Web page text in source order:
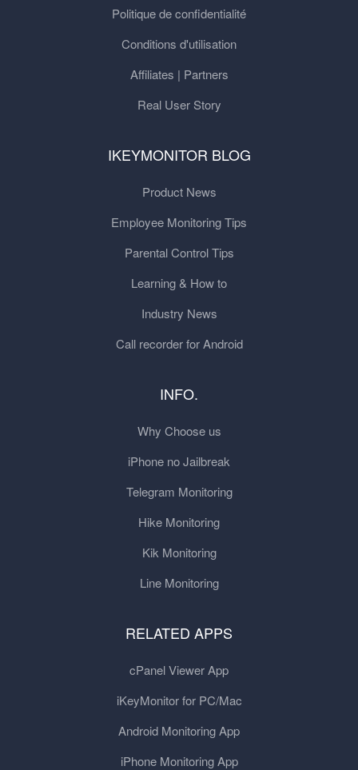
Politique de confidentialité
Conditions d'utilisation
Affiliates | Partners
Real User Story
IKEYMONITOR BLOG
Product News
Employee Monitoring Tips
Parental Control Tips
Learning & How to
Industry News
Call recorder for Android
INFO.
Why Choose us
iPhone no Jailbreak
Telegram Monitoring
Hike Monitoring
Kik Monitoring
Line Monitoring
RELATED APPS
cPanel Viewer App
iKeyMonitor for PC/Mac
Android Monitoring App
iPhone Monitoring App